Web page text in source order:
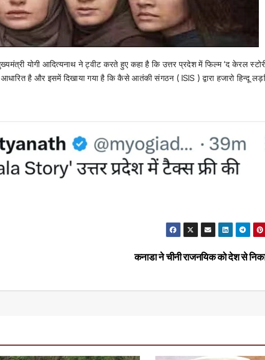
योगी आदित्यनाथ ने ट्वीट करते हुए कहा है कि उत्तर प्रदेश में फिल्म ‘द केरल
है और इसमें दिखाया गया है कि कैसे आतंकी संगठन ( ISIS ) द्वारा हजारो हिन्दू
कनाडा ने चीनी राजनयिक को देश से